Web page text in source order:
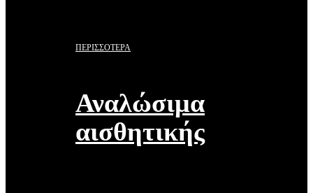
ΠΕΡΙΣΣΟΤΕΡΑ
Αναλώσιμα
αισθητικής